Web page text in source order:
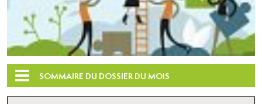
SOMMAIRE DU DOSSIER DU MOIS